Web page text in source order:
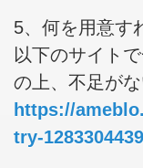
5、何を用意す
以下のサイト
の上、不足が
https://
try-